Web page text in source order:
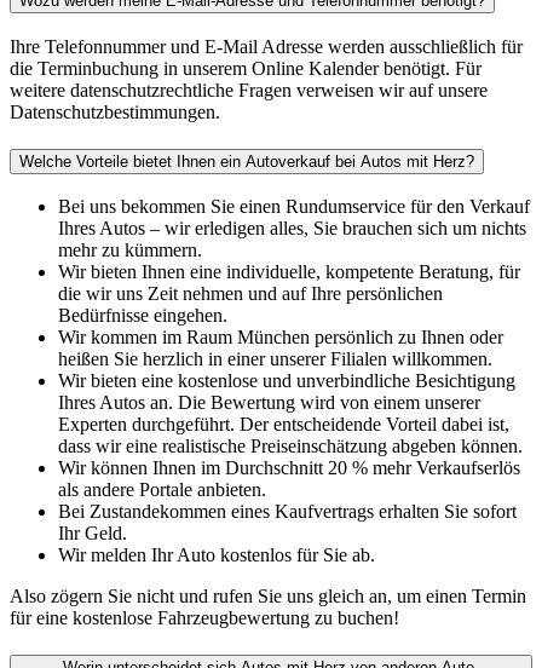
Ihre Telefonnummer und E-Mail Adresse werden ausschließlich für
die Terminbuchung in unserem Online Kalender benötigt. Für
weitere datenschutzrechtliche Fragen verweisen wir auf unsere
Datenschutzbestimmungen.
Welche Vorteile bietet Ihnen ein Autoverkauf bei Autos mit Herz?
Bei uns bekommen Sie einen Rundumservice für den Verkauf
Ihres Autos – wir erledigen alles, Sie brauchen sich um nichts
mehr zu kümmern.
Wir bieten Ihnen eine individuelle, kompetente Beratung, für
die wir uns Zeit nehmen und auf Ihre persönlichen
Bedürfnisse eingehen.
Wir kommen im Raum München persönlich zu Ihnen oder
heißen Sie herzlich in einer unserer Filialen willkommen.
Wir bieten eine kostenlose und unverbindliche Besichtigung
Ihres Autos an. Die Bewertung wird von einem unserer
Experten durchgeführt. Der entscheidende Vorteil dabei ist,
dass wir eine realistische Preiseinschätzung abgeben können.
Wir können Ihnen im Durchschnitt 20 % mehr Verkaufserlös
als andere Portale anbieten.
Bei Zustandekommen eines Kaufvertrags erhalten Sie sofort
Ihr Geld.
Wir melden Ihr Auto kostenlos für Sie ab.
Also zögern Sie nicht und rufen Sie uns gleich an, um einen Termin
für eine kostenlose Fahrzeugbewertung zu buchen!